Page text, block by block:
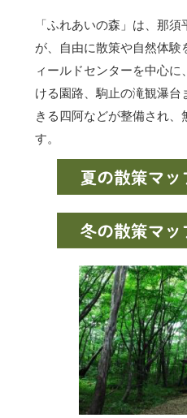
「ふれあいの森」は、那
が、自由に散策や自然体験
ィールドセンターを中心
ける園路、駒止の滝観瀑
きる四阿などが整備され、
す。